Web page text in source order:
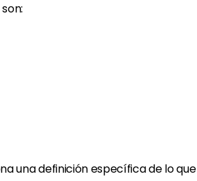
una definición específica de lo que